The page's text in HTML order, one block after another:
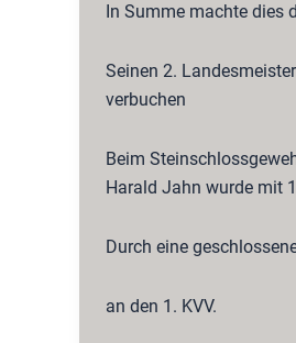
In Summe machte dies
Seinen 2.
verbuchen
Beim
Harald Jahn wurde mit
Durch eine
an den 1. KVV.